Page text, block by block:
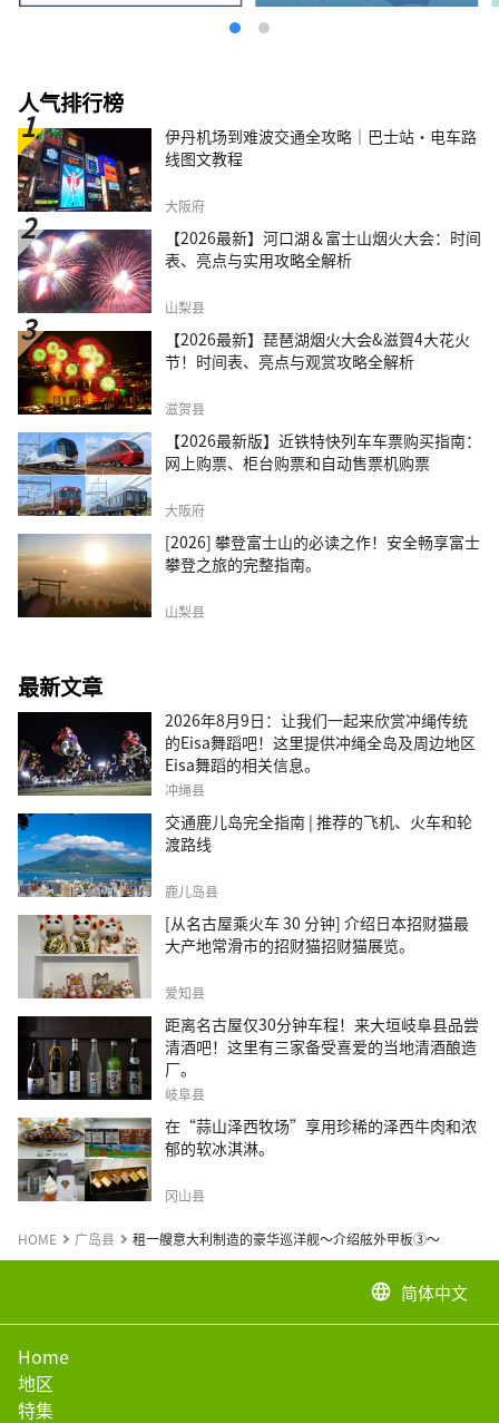
人气排行榜
伊丹机场到难波交通全攻略｜巴士站・电车路
线图文教程
大阪府
【2026最新】河口湖＆富士山烟火大会：时间
表、亮点与实用攻略全解析
山梨县
【2026最新】琵琶湖烟火大会&滋賀4大花火
节！时间表、亮点与观赏攻略全解析
滋贺县
【2026最新版】近铁特快列车车票购买指南：
网上购票、柜台购票和自动售票机购票
大阪府
[2026] 攀登富士山的必读之作！安全畅享富士
攀登之旅的完整指南。
山梨县
最新文章
2026年8月9日：让我们一起来欣赏冲绳传统
的Eisa舞蹈吧！这里提供冲绳全岛及周边地区
Eisa舞蹈的相关信息。
冲绳县
交通鹿儿岛完全指南 | 推荐的飞机、火车和轮
渡路线
鹿儿岛县
[从名古屋乘火车 30 分钟] 介绍日本招财猫最
大产地常滑市的招财猫招财猫展览。
爱知县
距离名古屋仅30分钟车程！来大垣岐阜县品尝
清酒吧！这里有三家备受喜爱的当地清酒酿造
厂。
岐阜县
在“蒜山泽西牧场”享用珍稀的泽西牛肉和浓
郁的软冰淇淋。
冈山县
HOME 广岛县 租一艘意大利制造的豪华巡洋舰～介绍舷外甲板③～
language 简体中文
Home
地区
特集